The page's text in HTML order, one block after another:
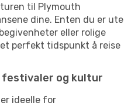
til Plymouth
dine. Enten du er ute
eller rolige
perfekt tidspunkt å reise
festivaler og kultur
ideelle for